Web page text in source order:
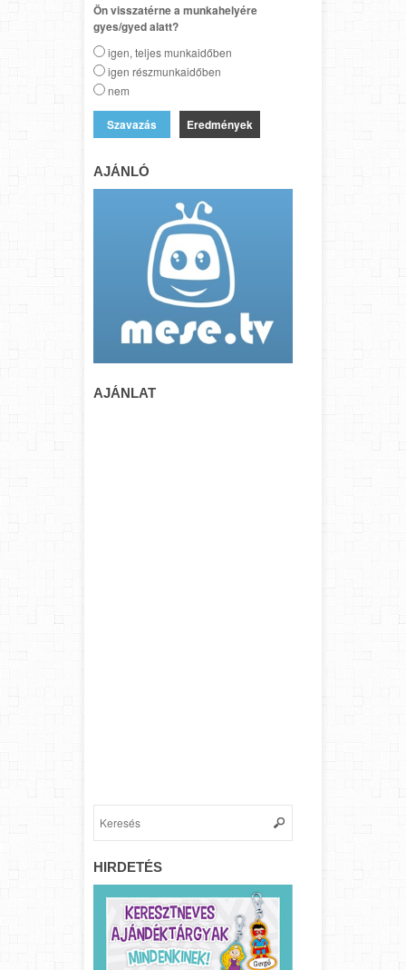
Ön visszatérne a munkahelyére
gyes/gyed alatt?
igen, teljes munkaidőben
igen részmunkaidőben
nem
Eredmények
AJÁNLÓ
AJÁNLAT
HIRDETÉS